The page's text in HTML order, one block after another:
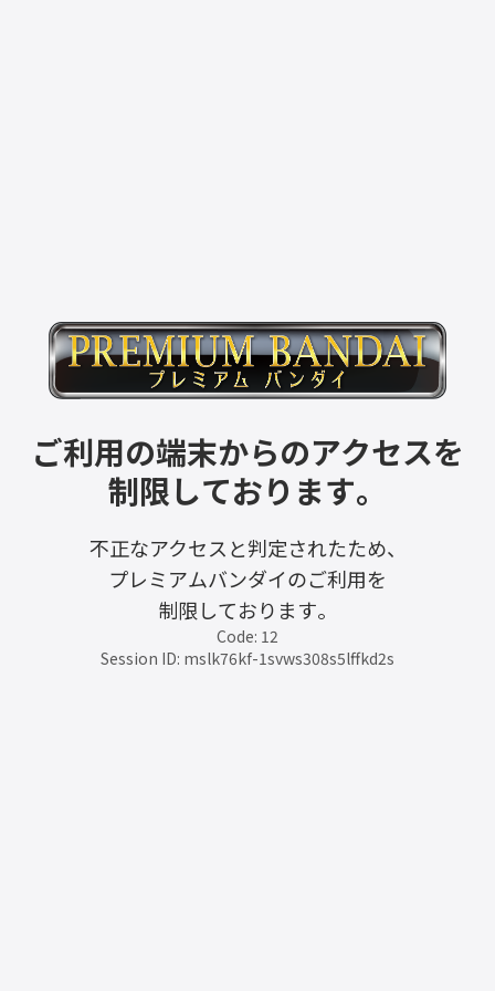
ご利用の端末からのアクセスを
制限しております。
不正なアクセスと判定されたため、
プレミアムバンダイのご利用を
制限しております。
Code: 12
Session ID: mslk76kf-1svws308s5lffkd2s